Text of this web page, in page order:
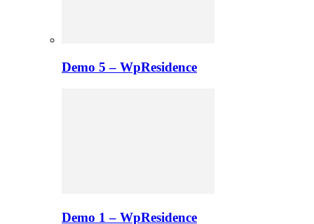
Demo 5 – WpResidence
Demo 1 – WpResidence